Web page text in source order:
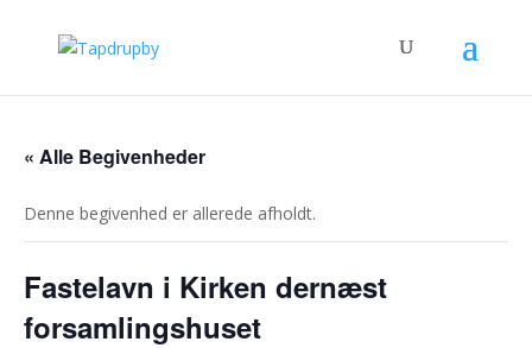
« Alle Begivenheder
Denne begivenhed er allerede afholdt.
Fastelavn i Kirken dernæst
forsamlingshuset